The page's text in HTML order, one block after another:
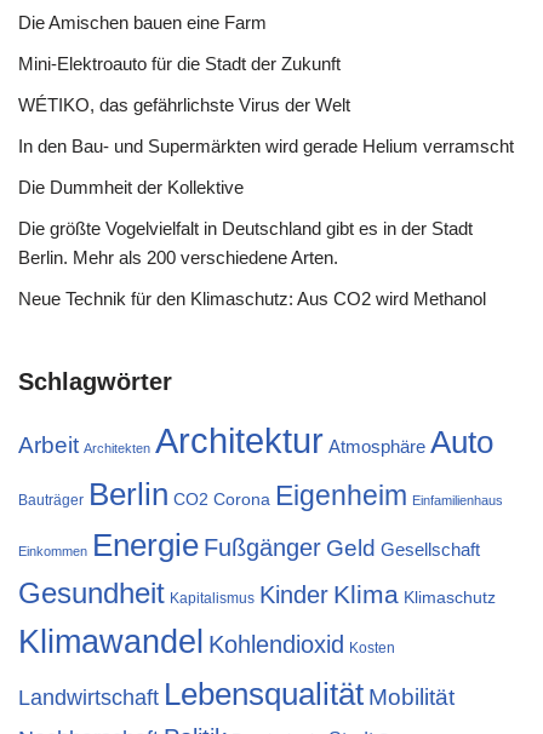
Die Amischen bauen eine Farm
Mini-Elektroauto für die Stadt der Zukunft
WÉTIKO, das gefährlichste Virus der Welt
In den Bau- und Supermärkten wird gerade Helium verramscht
Die Dummheit der Kollektive
Die größte Vogelvielfalt in Deutschland gibt es in der Stadt
Berlin. Mehr als 200 verschiedene Arten.
Neue Technik für den Klimaschutz: Aus CO2 wird Methanol
Schlagwörter
Arbeit Architekten Architektur Atmosphäre Auto
Bauträger Berlin CO2 Corona Eigenheim Einfamilienhaus
Einkommen Energie Fußgänger Geld Gesellschaft
Gesundheit Kapitalismus Kinder Klima Klimaschutz
Klimawandel Kohlendioxid Kosten
Landwirtschaft Lebensqualität Mobilität